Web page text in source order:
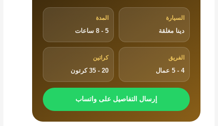
السيارة
دينا مغلقة
المدة
5 - 8 ساعات
الفريق
4 - 5 عمال
كراتين
20 - 35 كرتون
إرسال التفاصيل على واتساب